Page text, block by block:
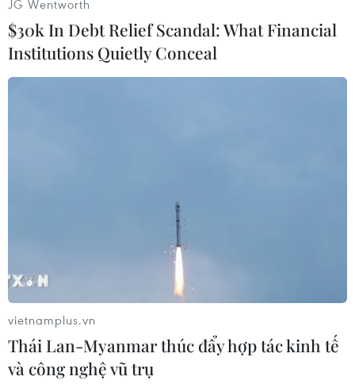
Tiên Minh (TTXVN/Vietnam+)
JG Wentworth
$30k In Debt Relief Scandal: What Financial
Institutions Quietly Conceal
vietnamplus.vn
Thái Lan-Myanmar thúc đẩy hợp tác kinh tế
và công nghệ vũ trụ